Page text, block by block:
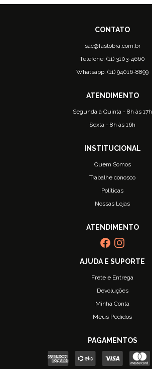
sac@fastobra.com.br
Telefone: (11) 3103-4660
Whatsapp: (11) 94016-8899
Segunda à Quinta - 8h às 17h
Sexta - 8h às 16h
Quem Somos
Trabalhe conosco
Políticas
Nossas Lojas
Frete e Entrega
Devoluções
Minha Conta
Meus Pedidos